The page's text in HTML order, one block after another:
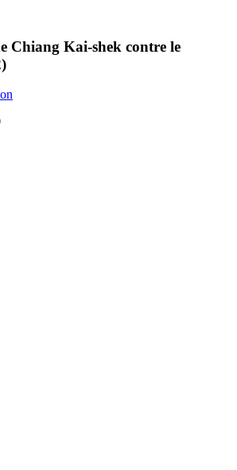
Chiang Kai-shek contre le